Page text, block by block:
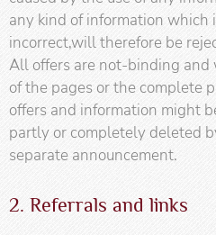
any kind of information which
incorrect,will therefore be
All offers are not-binding
of the pages or the complete
offers and information might
partly or completely deleted
separate announcement.
2. Referrals and links